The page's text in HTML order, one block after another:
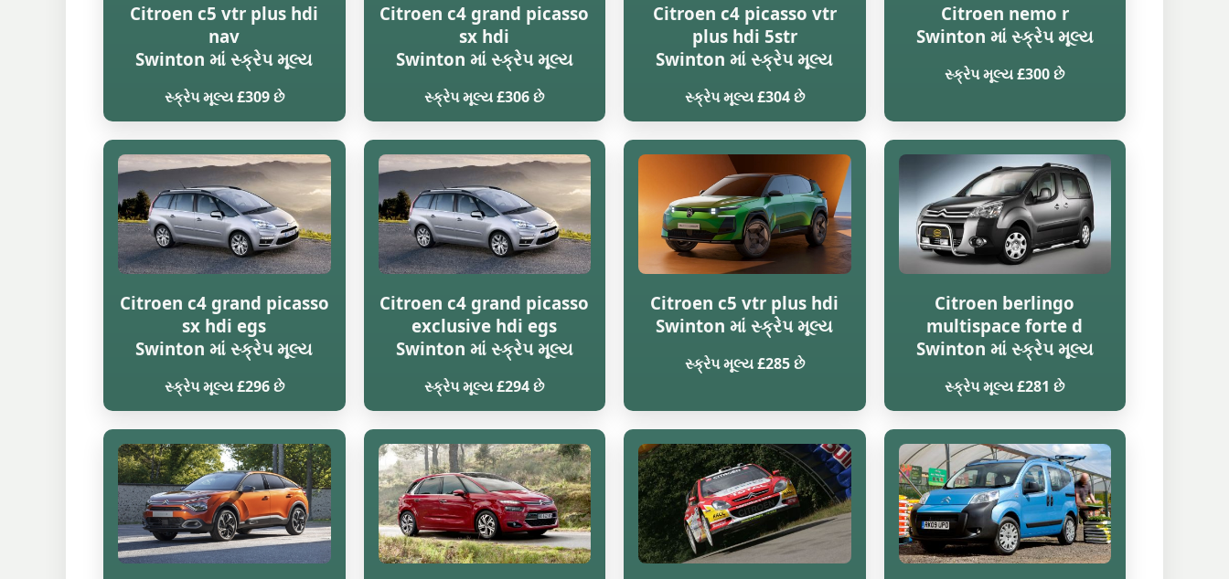
Citroen c5 vtr plus hdi
nav
Swinton માં સ્ક્રેપ મૂલ્ય
સ્ક્રેપ મૂલ્ય £309 છે
Citroen c4 grand picasso
sx hdi
Swinton માં સ્ક્રેપ મૂલ્ય
સ્ક્રેપ મૂલ્ય £306 છે
Citroen c4 picasso vtr
plus hdi 5str
Swinton માં સ્ક્રેપ મૂલ્ય
સ્ક્રેપ મૂલ્ય £304 છે
Citroen nemo r
Swinton માં સ્ક્રેપ મૂલ્ય
સ્ક્રેપ મૂલ્ય £300 છે
Citroen c4 grand picasso
sx hdi egs
Swinton માં સ્ક્રેપ મૂલ્ય
સ્ક્રેપ મૂલ્ય £296 છે
Citroen c4 grand picasso
exclusive hdi egs
Swinton માં સ્ક્રેપ મૂલ્ય
સ્ક્રેપ મૂલ્ય £294 છે
Citroen c5 vtr plus hdi
Swinton માં સ્ક્રેપ મૂલ્ય
સ્ક્રેપ મૂલ્ય £285 છે
Citroen berlingo
multispace forte d
Swinton માં સ્ક્રેપ મૂલ્ય
સ્ક્રેપ મૂલ્ય £281 છે